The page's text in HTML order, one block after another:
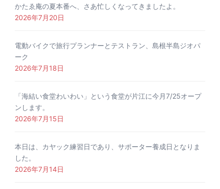
かたゑ庵の夏本番へ、さあ忙しくなってきましたよ。
2026年7月20日
電動バイクで旅行プランナーとテストラン、島根半島ジオパ
ーク
2026年7月18日
「海結い食堂わいわい」という食堂が片江に今月7/25オープ
ンします。
2026年7月15日
本日は、カヤック練習日であり、サポーター養成日となりま
した。
2026年7月14日